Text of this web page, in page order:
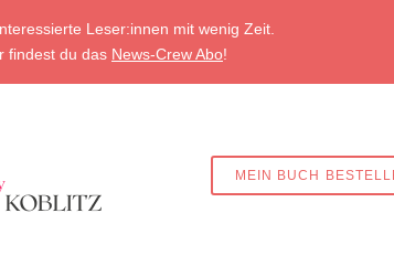
Leser:innen mit wenig Zeit.
findest du das News-Crew Abo!
MEIN BUCH